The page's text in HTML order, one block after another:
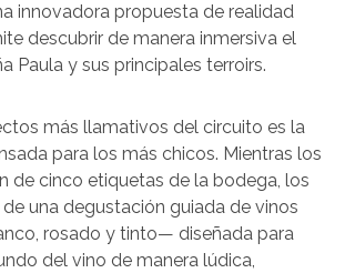
innovadora propuesta de realidad
descubrir de manera inmersiva el
Paula y sus principales terroirs.
más llamativos del circuito es la
para los más chicos. Mientras los
de cinco etiquetas de la bodega, los
una degustación guiada de vinos
rosado y tinto— diseñada para
del vino de manera lúdica,